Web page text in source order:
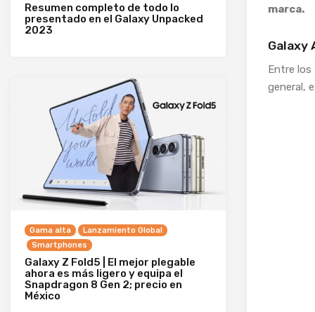
marca.
Galaxy
Entre los
general,
Resumen completo de todo lo
presentado en el Galaxy Unpacked
2023
Gama alta
Lanzamiento Global
Smartphones
Galaxy Z Fold5 | El mejor plegable
ahora es más ligero y equipa el
Snapdragon 8 Gen 2; precio en
México